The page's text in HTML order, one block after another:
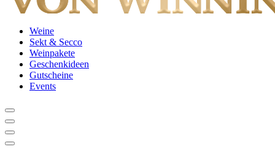
Weine
Sekt & Secco
Weinpakete
Geschenkideen
Gutscheine
Events